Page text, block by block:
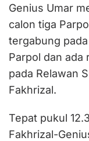
Genius Umar
calon tiga
tergabung
Parpol dan ada
pada Relawan
Fakhrizal.
Tepat pukul
Fakhrizal-